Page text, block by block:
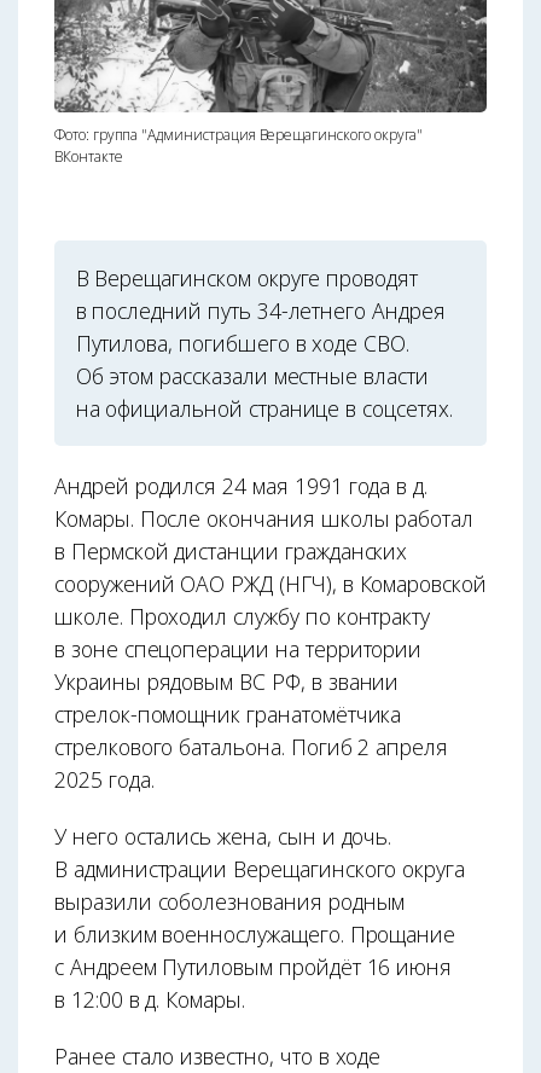
Фото: группа "Администрация Верещагинского округа"
ВКонтакте
В Верещагинском округе проводят
в последний путь 34-летнего Андрея
Путилова, погибшего в ходе СВО.
Об этом рассказали местные власти
на официальной странице в соцсетях.
Андрей родился 24 мая 1991 года в д.
Комары. После окончания школы работал
в Пермской дистанции гражданских
сооружений ОАО РЖД (НГЧ), в Комаровской
школе. Проходил службу по контракту
в зоне спецоперации на территории
Украины рядовым ВС РФ, в звании
стрелок-помощник гранатомётчика
стрелкового батальона. Погиб 2 апреля
2025 года.
У него остались жена, сын и дочь.
В администрации Верещагинского округа
выразили соболезнования родным
и близким военнослужащего. Прощание
с Андреем Путиловым пройдёт 16 июня
в 12:00 в д. Комары.
Ранее стало известно, что в ходе